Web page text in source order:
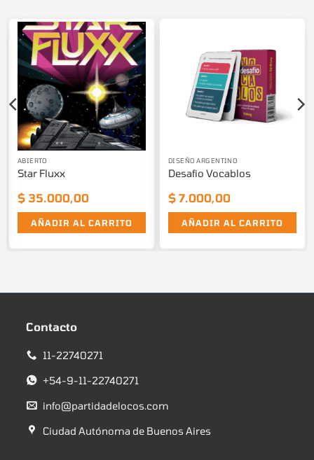
ABIERTO
Star Fluxx
$35.000,00
AÑADIR AL CARRITO
DISEÑO ARGENTINO
Desafio Vocablos
$ 7.000,00
AÑADIR AL CARRITO
Contacto
11-22740271
+54-9-11-22740271
info@partidadelocos.com
Ciudad Autónoma de Buenos Aires